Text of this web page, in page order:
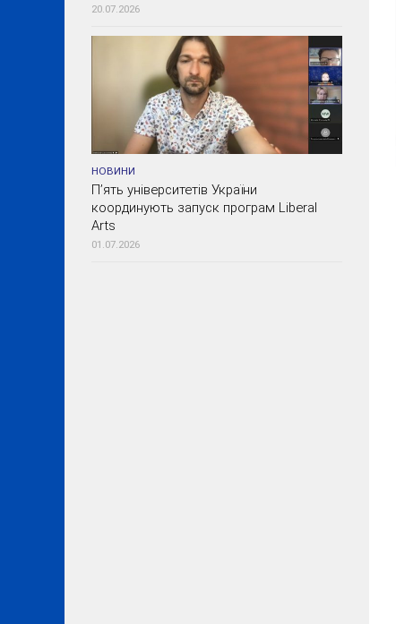
20.07.2026
НОВИНИ
П’ять університетів України
координують запуск програм Liberal
Arts
01.07.2026